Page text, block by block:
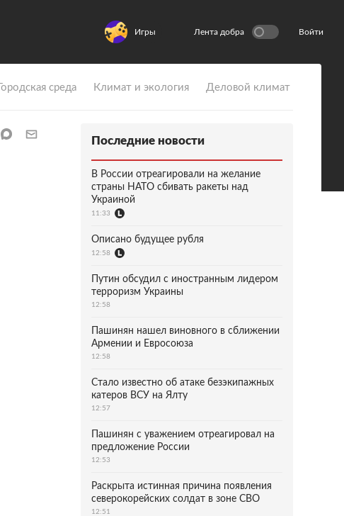
Игры Лента добра Войти
Городская среда Климат и экология Деловой климат
Последние новости
В России отреагировали на желание
страны НАТО сбивать ракеты над
Украиной
11:33
Описано будущее рубля
12:58
Путин обсудил с иностранным лидером
терроризм Украины
12:58
Пашинян нашел виновного в сближении
Армении и Евросоюза
12:58
Стало известно об атаке безэкипажных
катеров ВСУ на Ялту
12:57
Пашинян с уважением отреагировал на
предложение России
12:53
Раскрыта истинная причина появления
северокорейских солдат в зоне СВО
12:51